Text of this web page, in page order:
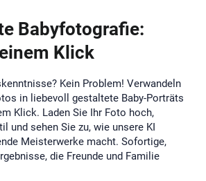
Babyfotografie:
Klick
Kein Problem! Verwandeln
in liebevoll gestaltete Baby-Porträts
Klick. Laden Sie Ihr Foto hoch,
und sehen Sie zu, wie unsere KI
Meisterwerke macht. Sofortige,
die Freunde und Familie